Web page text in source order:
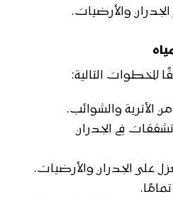
والأرضيات.
للخطوات التالية:
الأتربة والشوائب.
في الجدران
على الجدران والأرضيات.